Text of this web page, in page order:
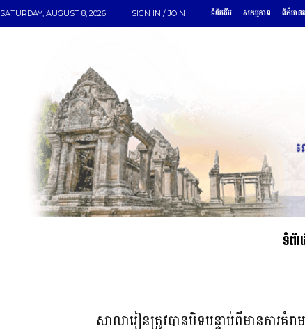
SATURDAY, AUGUST 8, 2026 SIGN IN / JOIN ទំព័រដើម សកម្មភាព ព័ត៌មាន
ទំព័រ
សាលារៀនត្រូវបានបិទបន្ទាប់ពីមានការគំរ